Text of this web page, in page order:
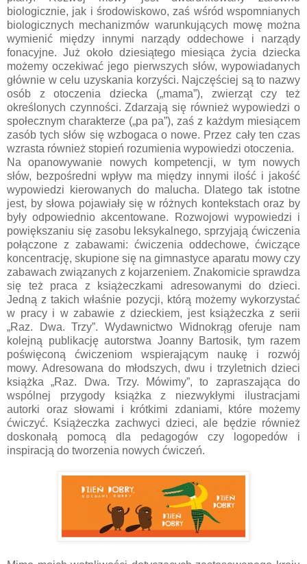
biologicznie, jak i środowiskowo, zaś wśród wspomnianych
biologicznych mechanizmów warunkujących mowę można
wymienić między innymi narządy oddechowe i narządy
fonacyjne. Już około dziesiątego miesiąca życia dziecka
możemy oczekiwać jego pierwszych słów, wypowiadanych
głównie w celu uzyskania korzyści. Najczęściej są to nazwy
osób z otoczenia dziecka („mama”), zwierząt czy też
określonych czynności. Zdarzają się również wypowiedzi o
społecznym charakterze („pa pa”), zaś z każdym miesiącem
zasób tych słów się wzbogaca o nowe. Przez cały ten czas
wzrasta również stopień rozumienia wypowiedzi otoczenia.
Na opanowywanie nowych kompetencji, w tym nowych
słów, bezpośredni wpływ ma między innymi ilość i jakość
wypowiedzi kierowanych do malucha. Dlatego tak istotne
jest, by słowa pojawiały się w różnych kontekstach oraz by
były odpowiednio akcentowane. Rozwojowi wypowiedzi i
powiększaniu się zasobu leksykalnego, sprzyjają ćwiczenia
połączone z zabawami: ćwiczenia oddechowe, ćwiczące
koncentrację, skupione się na gimnastyce aparatu mowy czy
zabawach związanych z kojarzeniem. Znakomicie sprawdza
się też praca z książeczkami adresowanymi do dzieci.
Jedną z takich właśnie pozycji, którą możemy wykorzystać
w pracy i w zabawie z dzieckiem, jest książeczka z serii
„Raz. Dwa. Trzy”. Wydawnictwo Widnokrąg oferuje nam
kolejną publikację autorstwa Joanny Bartosik, tym razem
poświęconą ćwiczeniom wspierającym naukę i rozwój
mowy. Adresowana do młodszych, dwu i trzyletnich dzieci
książka „Raz. Dwa. Trzy. Mówimy”, to zapraszająca do
wspólnej przygody książka z niezwykłymi ilustracjami
autorki oraz słowami i krótkimi zdaniami, które możemy
ćwiczyć. Książeczka zachwyci dzieci, ale będzie również
doskonałą pomocą dla pedagogów czy logopedów i
inspiracją do tworzenia nowych ćwiczeń.